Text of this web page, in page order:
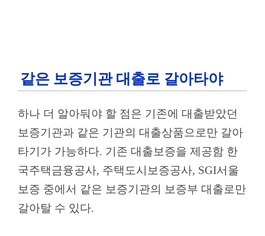
같은 보증기관 대출로 갈아타야
하나 더 알아둬야 할 점은 기존에 대출받았던
보증기관과 같은 기관의 대출상품으로만 갈아
타기가 가능하다. 기존 대출보증을 제공함 한
국주택금융공사, 주택도시보증공사, SGI서울
보증 중에서 같은 보증기관의 보증부 대출로만
갈아탈 수 있다.